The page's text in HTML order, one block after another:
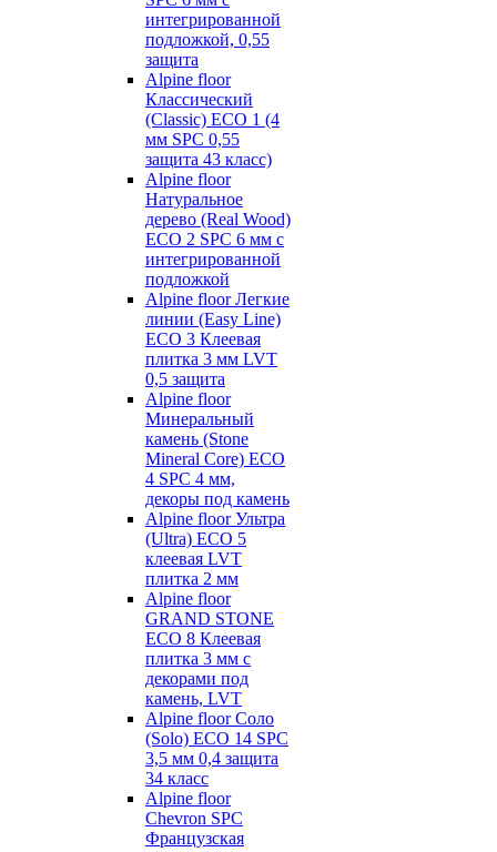
интегрированной
подложкой, 0,55
защита
Alpine floor
Классический
(Classic) ECO 1 (4
мм SPC 0,55
защита 43 класс)
Alpine floor
Натуральное
дерево (Real Wood)
ECO 2 SPC 6 мм с
интегрированной
подложкой
Alpine floor Легкие
линии (Easy Line)
ECO 3 Клеевая
плитка 3 мм LVT
0,5 защита
Alpine floor
Минеральный
камень (Stone
Mineral Core) ECO
4 SPC 4 мм,
декоры под камень
Alpine floor Ультра
(Ultra) ECO 5
клеевая LVT
плитка 2 мм
Alpine floor
GRAND STONE
ECO 8 Клеевая
плитка 3 мм с
декорами под
камень, LVT
Alpine floor Соло
(Solo) ECO 14 SPC
3,5 мм 0,4 защита
34 класс
Alpine floor
Chevron SPC
Французская